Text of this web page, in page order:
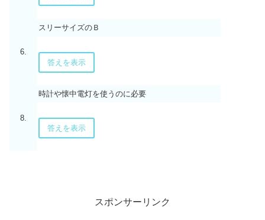
6.
スリーサイズのＢ
答えを表示
8.
時計や懐中電灯を使うのに必要
答えを表示
スポンサーリンク